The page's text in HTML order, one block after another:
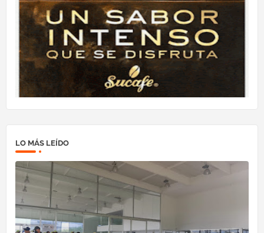
LO MÁS LEÍDO